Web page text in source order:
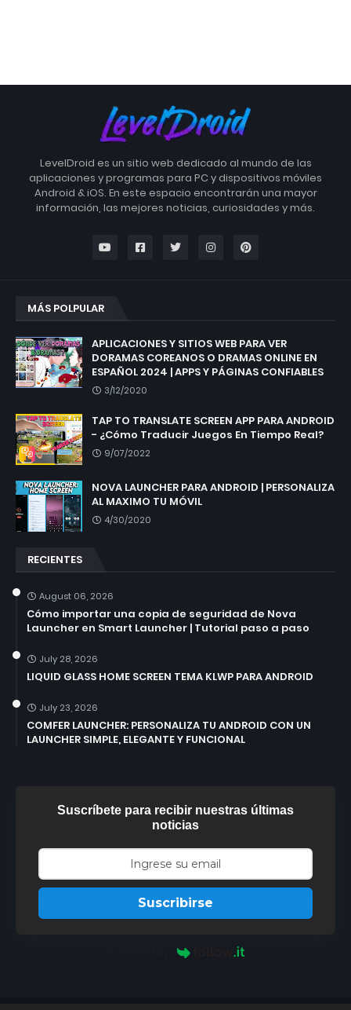
LevelDroid es un sitio web dedicado al mundo de las
aplicaciones y programas para PC y dispositivos móviles
Android & iOS. En este espacio encontrarán una mayor
información, las mejores noticias, curiosidades y más.
MÁS POLPULAR
APLICACIONES Y SITIOS WEB PARA VER
DORAMAS COREANOS O DRAMAS ONLINE EN
ESPAÑOL 2024 | APPS Y PÁGINAS CONFIABLES
3/12/2020
TAP TO TRANSLATE SCREEN APP PARA ANDROID
- ¿Cómo Traducir Juegos En Tiempo Real?
9/07/2022
NOVA LAUNCHER PARA ANDROID | PERSONALIZA
AL MAXIMO TU MÓVIL
4/30/2020
RECIENTES
August 06, 2026
Cómo importar una copia de seguridad de Nova
Launcher en Smart Launcher | Tutorial paso a paso
July 28, 2026
LIQUID GLASS HOME SCREEN TEMA KLWP PARA ANDROID
July 23, 2026
COMFER LAUNCHER: PERSONALIZA TU ANDROID CON UN
LAUNCHER SIMPLE, ELEGANTE Y FUNCIONAL
Suscríbete para recibir nuestras últimas
noticias
Suscribirse